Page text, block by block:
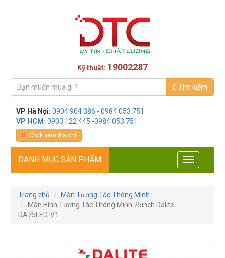
Kỹ thuật: 19002287
Tìm kiếm
VP Hà Nội:0904 904 386 - 0984 053 751
VP HCM:0903 122 445 -0984 053 751
Click xem địa chỉ
DANH MỤC SẢN PHẨM
Toggle
navigation
Trang chủ
Màn Tương Tác Thông Minh
Màn Hình Tương Tác Thông Minh 75inch Dalite
DA75LED-V1